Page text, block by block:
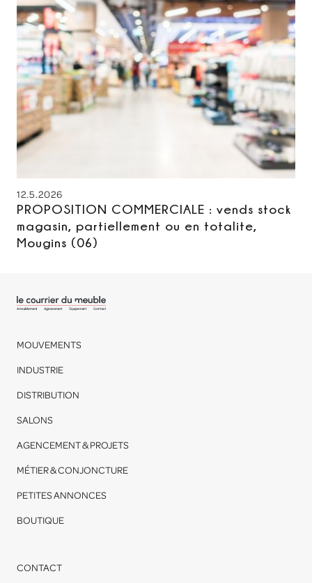
12.5.2026
PROPOSITION COMMERCIALE : vends stock
magasin, partiellement ou en totalite,
Mougins (06)
MOUVEMENTS
INDUSTRIE
DISTRIBUTION
SALONS
AGENCEMENT & PROJETS
MÉTIER & CONJONCTURE
PETITES ANNONCES
BOUTIQUE
CONTACT